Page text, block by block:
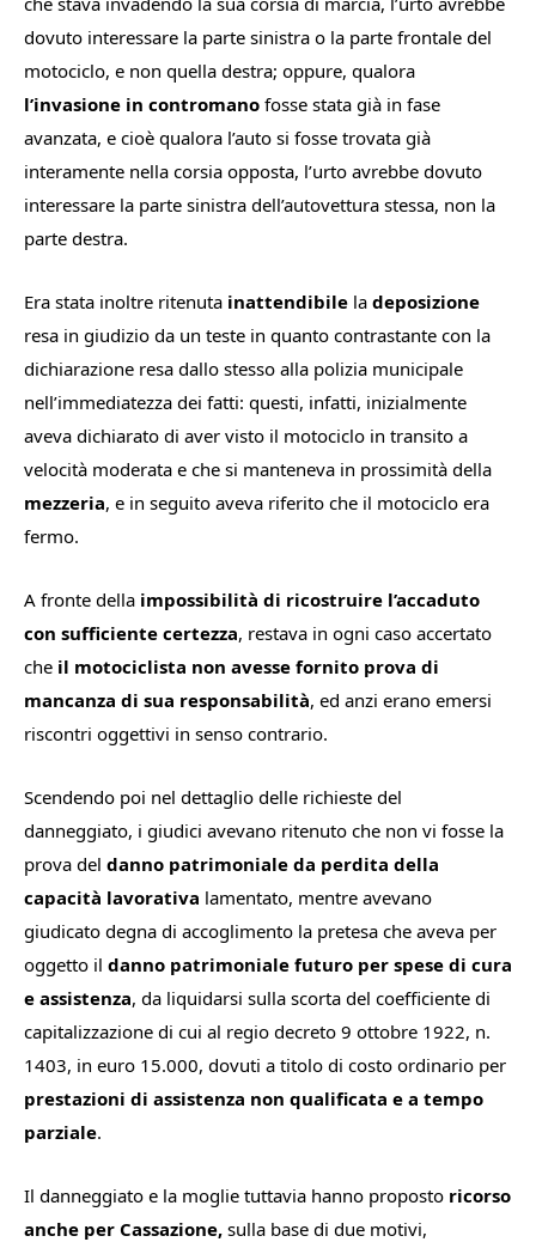
dovuto interessare la parte sinistra o la parte frontale del
motociclo, e non quella destra; oppure, qualora
l’invasione in contromano fosse stata già in fase
avanzata, e cioè qualora l’auto si fosse trovata già
interamente nella corsia opposta, l’urto avrebbe dovuto
interessare la parte sinistra dell’autovettura stessa, non la
parte destra.
Era stata inoltre ritenuta inattendibile la deposizione
resa in giudizio da un teste in quanto contrastante con la
dichiarazione resa dallo stesso alla polizia municipale
nell’immediatezza dei fatti: questi, infatti, inizialmente
aveva dichiarato di aver visto il motociclo in transito a
velocità moderata e che si manteneva in prossimità della
mezzeria, e in seguito aveva riferito che il motociclo era
fermo.
A fronte della impossibilità di ricostruire l’accaduto
con sufficiente certezza, restava in ogni caso accertato
che il motociclista non avesse fornito prova di
mancanza di sua responsabilità, ed anzi erano emersi
riscontri oggettivi in senso contrario.
Scendendo poi nel dettaglio delle richieste del
danneggiato, i giudici avevano ritenuto che non vi fosse la
prova del danno patrimoniale da perdita della
capacità lavorativa lamentato, mentre avevano
giudicato degna di accoglimento la pretesa che aveva per
oggetto il danno patrimoniale futuro per spese di cura
e assistenza, da liquidarsi sulla scorta del coefficiente di
capitalizzazione di cui al regio decreto 9 ottobre 1922, n.
1403, in euro 15.000, dovuti a titolo di costo ordinario per
prestazioni di assistenza non qualificata e a tempo
parziale.
Il danneggiato e la moglie tuttavia hanno proposto ricorso
anche per Cassazione, sulla base di due motivi,